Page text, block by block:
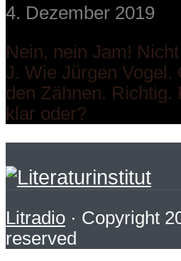
4. Dezember 2019
Nein, nein Jam!
J. Wie Jürgen Vogel.
den Zähnen. Richtig.
klar oder?
Litradio · Copyright
reserved